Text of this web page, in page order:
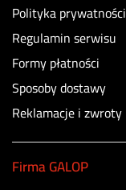
Polityka prywatności
Regulamin serwisu
Formy płatności
Sposoby dostawy
Reklamacje i zwroty
Firma GALOP